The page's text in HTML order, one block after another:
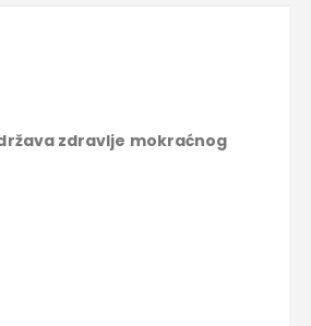
zdravlje mokraćnog